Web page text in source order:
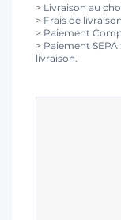
> Livraison au
> Frais de
> Paiement
> Paiement SEPA :
livraison.